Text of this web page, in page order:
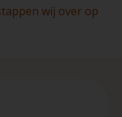
wij over op